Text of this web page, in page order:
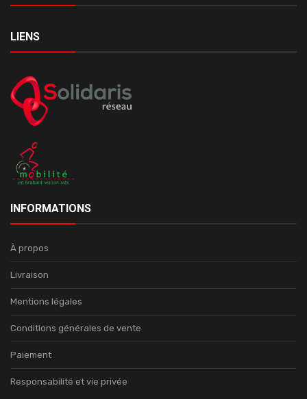
LIENS
INFORMATIONS
À propos
Livraison
Mentions légales
Conditions générales de vente
Paiement
Responsabilité et vie privée